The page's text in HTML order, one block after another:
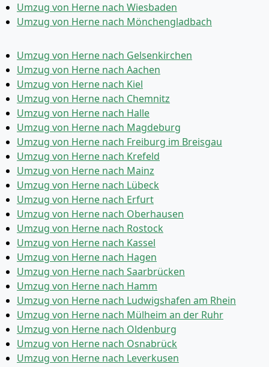
Umzug von Herne nach Wiesbaden
Umzug von Herne nach Mönchen­gladbach
Umzug von Herne nach Gelsenkirchen
Umzug von Herne nach Aachen
Umzug von Herne nach Kiel
Umzug von Herne nach Chemnitz
Umzug von Herne nach Halle
Umzug von Herne nach Magdeburg
Umzug von Herne nach Freiburg im Breisgau
Umzug von Herne nach Krefeld
Umzug von Herne nach Mainz
Umzug von Herne nach Lübeck
Umzug von Herne nach Erfurt
Umzug von Herne nach Oberhausen
Umzug von Herne nach Rostock
Umzug von Herne nach Kassel
Umzug von Herne nach Hagen
Umzug von Herne nach Saarbrücken
Umzug von Herne nach Hamm
Umzug von Herne nach Ludwigshafen am Rhein
Umzug von Herne nach Mülheim an der Ruhr
Umzug von Herne nach Oldenburg
Umzug von Herne nach Osnabrück
Umzug von Herne nach Leverkusen